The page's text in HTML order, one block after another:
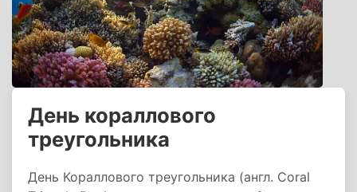
День кораллового
треугольника
День Кораллового треугольника (англ. Coral